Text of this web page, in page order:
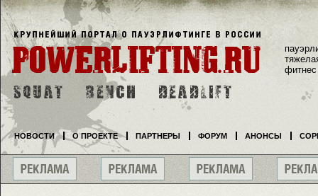
фитнес
НОВОСТИ О ПРОЕКТЕ ПАРТНЕРЫ ФОРУМ АНОНСЫ